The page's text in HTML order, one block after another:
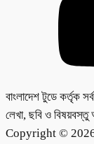
বাংলাদেশ টুডে কর্তৃক
লেখা, ছবি ও
Copyright ©